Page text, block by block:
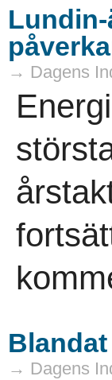
→ Dagens
→ Dagens